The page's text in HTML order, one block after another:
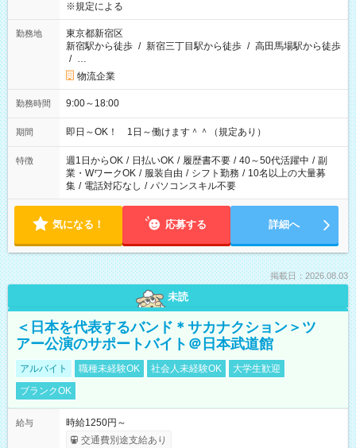
※規定による
勤務地
東京都新宿区
新宿駅から徒歩 / 新宿三丁目駅から徒歩 / 高田馬場駅から徒歩
/ …
物流企業
勤務時間 9:00～18:00
期間 即日～OK！ 1日～働けます＾＾（規定あり）
特徴 週1日からOK / 日払いOK / 履歴書不要 / 40～50代活躍中 / 副
業・WワークOK / 服装自由 / シフト勤務 / 10名以上の大量募
集 / 電話対応なし / パソコンスキル不要
気になる！ 応募する 詳細へ
掲載日：2026.08.03
未読
＜日本を代表するバンド＊サカナクション＞ツ
アー公演のサポートバイト＠日本武道館
アルバイト 職種未経験OK 社会人未経験OK
大学生歓迎
ブランクOK
給与
時給1250円～
交通費別途支給あり